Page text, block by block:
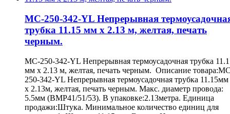
MC-250-342-YL Непрерывная
трубка 11.15 мм х 2.13 м, желтая, печать
черным.
MC-250-342-YL Непрерывная термоусадочная трубка
мм х 2.13 м, желтая, печать черным. Описание
250-342-YL Непрерывная термоусадочная трубка 11.15мм
х 2.13м, желтая, печать черным. Макс. диаметр провода:
5.5мм (BMP41/51/53). В упаковке:2.13метра. Единица
продажи:Штука. Минимальное количество единиц для